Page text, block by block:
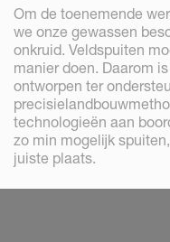
Om de toenemende
we onze gewassen
onkruid. Veldspuiten
manier doen. Daarom
ontworpen ter
technologieën aan
zo min mogelijk
juiste plaats.